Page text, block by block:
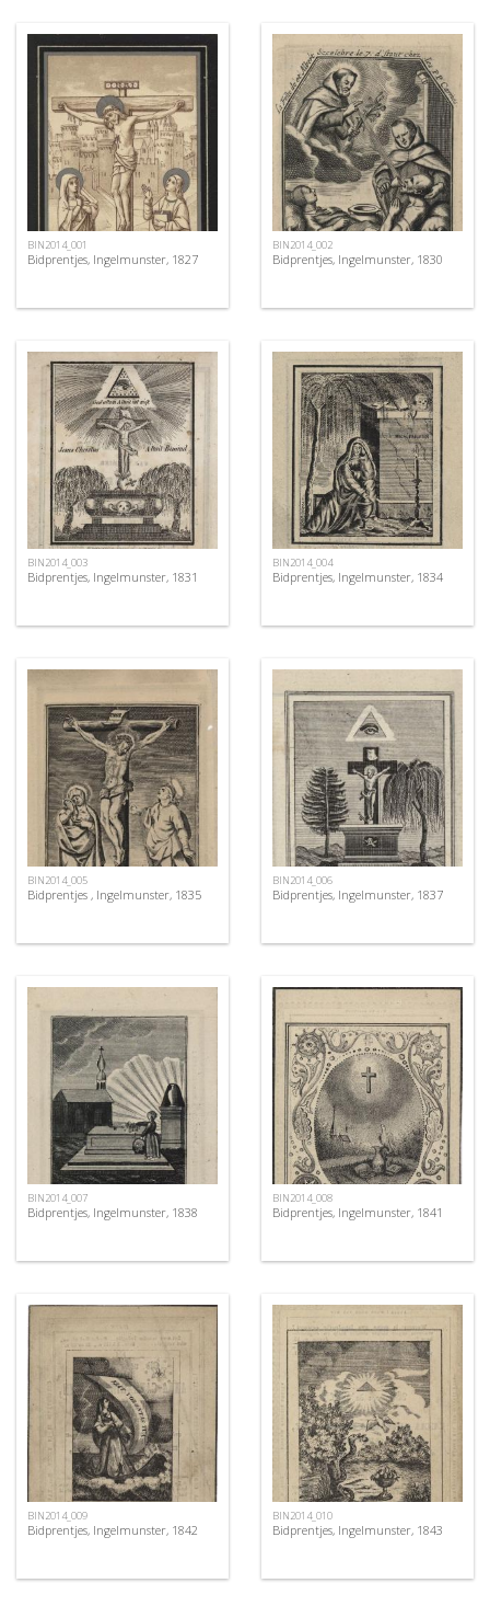
BIN2014_001
Bidprentjes, Ingelmunster, 1827
BIN2014_002
Bidprentjes, Ingelmunster, 1830
BIN2014_003
Bidprentjes, Ingelmunster, 1831
BIN2014_004
Bidprentjes, Ingelmunster, 1834
BIN2014_005
Bidprentjes , Ingelmunster, 1835
BIN2014_006
Bidprentjes, Ingelmunster, 1837
BIN2014_007
Bidprentjes, Ingelmunster, 1838
BIN2014_008
Bidprentjes, Ingelmunster, 1841
BIN2014_009
Bidprentjes, Ingelmunster, 1842
BIN2014_010
Bidprentjes, Ingelmunster, 1843